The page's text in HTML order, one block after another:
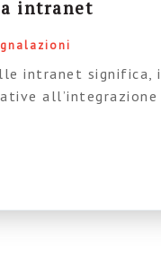
intranet
intranet significa,
più efficace la